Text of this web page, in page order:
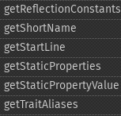
getReflectionConstants
getShortName
getStartLine
getStaticProperties
getStaticPropertyValue
getTraitAliases